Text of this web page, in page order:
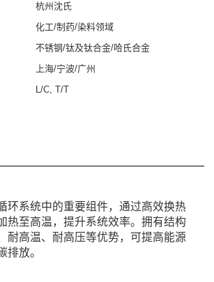
杭州沈氏
化工/制药/染料领域
不锈钢/钛及钛合金/哈氏合金
上海/宁波/广州
L/C, T/T
环系统中的重要组件，通过高效换热
热至高温，提升系统效率。拥有结构
耐高温、耐高压等优势，可提高能源
排放。